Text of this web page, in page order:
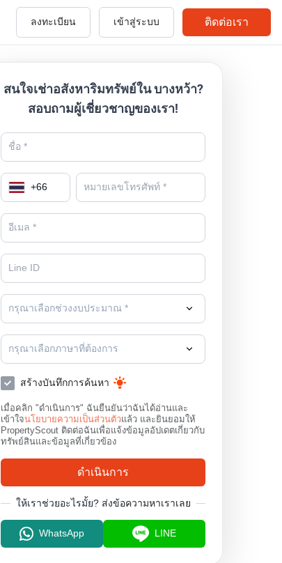
ลงทะเบียน เข้าสู่ระบบ ติดต่อเรา
สนใจเช่าอสังหาริมทรัพย์ใน บางหว้า?
สอบถามผู้เชี่ยวชาญของเรา!
+66
กรุณาเลือกช่วงงบประมาณ *
กรุณาเลือกภาษาที่ต้องการ
สร้างบันทึกการค้นหา
เมื่อคลิก "ดำเนินการ" ฉันยืนยันว่าฉันได้อ่านและ
เข้าใจนโยบายความเป็นส่วนตัวแล้ว และยินยอมให้
PropertyScout ติดต่อฉันเพื่อแจ้งข้อมูลอัปเดตเกี่ยวกับ
ทรัพย์สินและข้อมูลที่เกี่ยวข้อง
ดำเนินการ
ให้เราช่วยอะไรมั้ย? ส่งข้อความหาเราเลย
WhatsApp LINE